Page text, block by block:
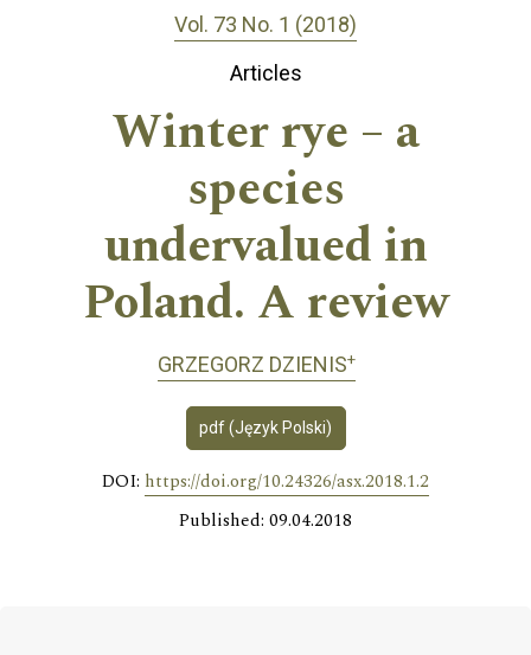
Vol. 73 No. 1 (2018)
Articles
Winter rye – a
species
undervalued in
Poland. A review
GRZEGORZ DZIENIS+
pdf (Język Polski)
DOI: https://doi.org/10.24326/asx.2018.1.2
Published: 09.04.2018